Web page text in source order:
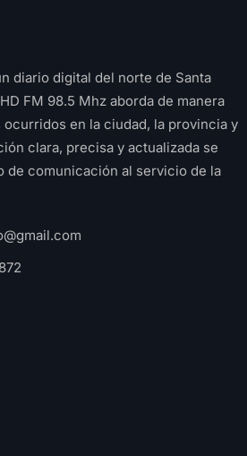
diario digital del norte de Santa
FM 98.5 Mhz aborda de manera
en la ciudad, la provincia y
clara, precisa y actualizada se
de comunicación al servicio de la